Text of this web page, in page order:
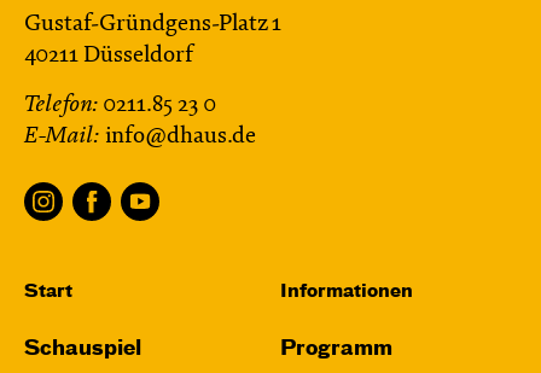
Gustaf-Gründgens-Platz 1
40211 Düsseldorf
Telefon: 0211.85 23 0
E-Mail: info@dhaus.de
Start
Schauspiel
Informationen
Programm